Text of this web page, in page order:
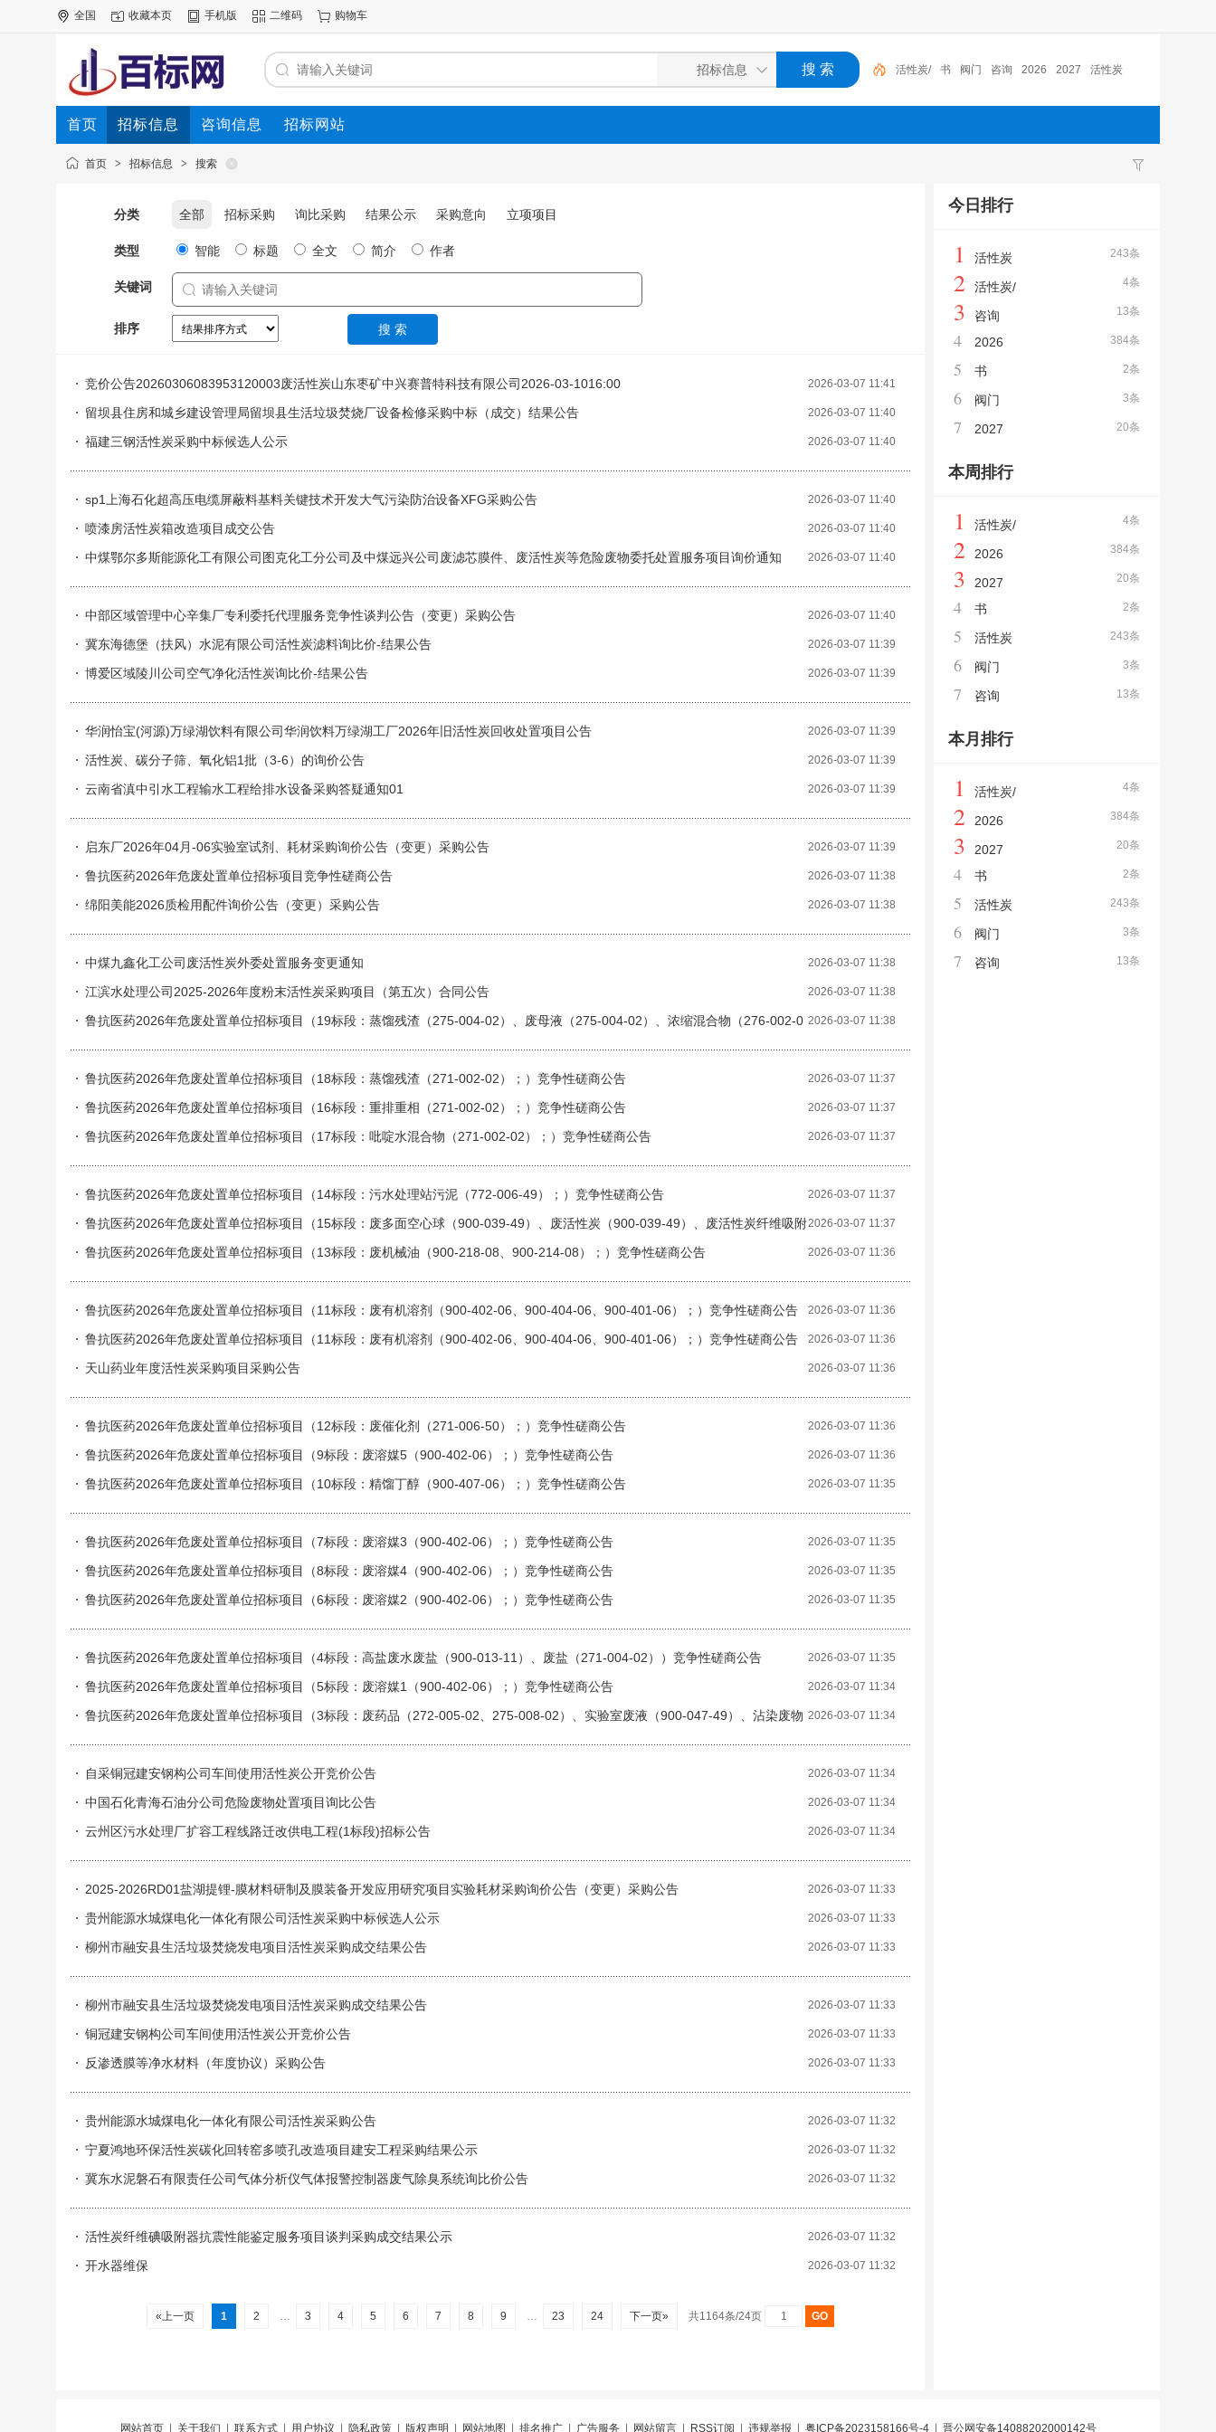
全国 收藏本页 手机版 二维码 购物车
活性炭/ 书 阀门 咨询 2026 2027 活性炭
首页 招标信息 咨询信息 招标网站
首页 > 招标信息 > 搜索
分类 全部 招标采购 询比采购 结果公示 采购意向 立项项目
类型 智能 标题 全文 简介 作者
关键词
排序
2026-03-07 11:41
竞价公告20260306083953120003废活性炭山东枣矿中兴赛普特科技有限公司2026-03-1016:00
2026-03-07 11:40
留坝县住房和城乡建设管理局留坝县生活垃圾焚烧厂设备检修采购中标（成交）结果公告
2026-03-07 11:40
福建三钢活性炭采购中标候选人公示
2026-03-07 11:40
sp1上海石化超高压电缆屏蔽料基料关键技术开发大气污染防治设备XFG采购公告
2026-03-07 11:40
喷漆房活性炭箱改造项目成交公告
2026-03-07 11:40
中煤鄂尔多斯能源化工有限公司图克化工分公司及中煤远兴公司废滤芯膜件、废活性炭等危险废物委托处置服务项目询价通知
2026-03-07 11:40
中部区域管理中心辛集厂专利委托代理服务竞争性谈判公告（变更）采购公告
2026-03-07 11:39
冀东海德堡（扶风）水泥有限公司活性炭滤料询比价-结果公告
2026-03-07 11:39
博爱区域陵川公司空气净化活性炭询比价-结果公告
2026-03-07 11:39
华润怡宝(河源)万绿湖饮料有限公司华润饮料万绿湖工厂2026年旧活性炭回收处置项目公告
2026-03-07 11:39
活性炭、碳分子筛、氧化铝1批（3-6）的询价公告
2026-03-07 11:39
云南省滇中引水工程输水工程给排水设备采购答疑通知01
2026-03-07 11:39
启东厂2026年04月-06实验室试剂、耗材采购询价公告（变更）采购公告
2026-03-07 11:38
鲁抗医药2026年危废处置单位招标项目竞争性磋商公告
2026-03-07 11:38
绵阳美能2026质检用配件询价公告（变更）采购公告
2026-03-07 11:38
中煤九鑫化工公司废活性炭外委处置服务变更通知
2026-03-07 11:38
江滨水处理公司2025-2026年度粉末活性炭采购项目（第五次）合同公告
2026-03-07 11:38
鲁抗医药2026年危废处置单位招标项目（19标段：蒸馏残渣（275-004-02）、废母液（275-004-02）、浓缩混合物（276-002-0
2）；）竞争性磋商公告
2026-03-07 11:37
鲁抗医药2026年危废处置单位招标项目（18标段：蒸馏残渣（271-002-02）；）竞争性磋商公告
2026-03-07 11:37
鲁抗医药2026年危废处置单位招标项目（16标段：重排重相（271-002-02）；）竞争性磋商公告
2026-03-07 11:37
鲁抗医药2026年危废处置单位招标项目（17标段：吡啶水混合物（271-002-02）；）竞争性磋商公告
2026-03-07 11:37
鲁抗医药2026年危废处置单位招标项目（14标段：污水处理站污泥（772-006-49）；）竞争性磋商公告
2026-03-07 11:37
鲁抗医药2026年危废处置单位招标项目（15标段：废多面空心球（900-039-49）、废活性炭（900-039-49）、废活性炭纤维吸附
棉（900-039-49）、浮油浮渣（900-210-08）实
2026-03-07 11:36
鲁抗医药2026年危废处置单位招标项目（13标段：废机械油（900-218-08、900-214-08）；）竞争性磋商公告
2026-03-07 11:36
鲁抗医药2026年危废处置单位招标项目（11标段：废有机溶剂（900-402-06、900-404-06、900-401-06）；）竞争性磋商公告
2026-03-07 11:36
鲁抗医药2026年危废处置单位招标项目（11标段：废有机溶剂（900-402-06、900-404-06、900-401-06）；）竞争性磋商公告
2026-03-07 11:36
天山药业年度活性炭采购项目采购公告
2026-03-07 11:36
鲁抗医药2026年危废处置单位招标项目（12标段：废催化剂（271-006-50）；）竞争性磋商公告
2026-03-07 11:36
鲁抗医药2026年危废处置单位招标项目（9标段：废溶媒5（900-402-06）；）竞争性磋商公告
2026-03-07 11:35
鲁抗医药2026年危废处置单位招标项目（10标段：精馏丁醇（900-407-06）；）竞争性磋商公告
2026-03-07 11:35
鲁抗医药2026年危废处置单位招标项目（7标段：废溶媒3（900-402-06）；）竞争性磋商公告
2026-03-07 11:35
鲁抗医药2026年危废处置单位招标项目（8标段：废溶媒4（900-402-06）；）竞争性磋商公告
2026-03-07 11:35
鲁抗医药2026年危废处置单位招标项目（6标段：废溶媒2（900-402-06）；）竞争性磋商公告
2026-03-07 11:35
鲁抗医药2026年危废处置单位招标项目（4标段：高盐废水废盐（900-013-11）、废盐（271-004-02））竞争性磋商公告
2026-03-07 11:34
鲁抗医药2026年危废处置单位招标项目（5标段：废溶媒1（900-402-06）；）竞争性磋商公告
2026-03-07 11:34
鲁抗医药2026年危废处置单位招标项目（3标段：废药品（272-005-02、275-008-02）、实验室废液（900-047-49）、沾染废物
（900-041-49）、废机械油（900-218-0
2026-03-07 11:34
自采铜冠建安钢构公司车间使用活性炭公开竞价公告
2026-03-07 11:34
中国石化青海石油分公司危险废物处置项目询比公告
2026-03-07 11:34
云州区污水处理厂扩容工程线路迁改供电工程(1标段)招标公告
2026-03-07 11:33
2025-2026RD01盐湖提锂-膜材料研制及膜装备开发应用研究项目实验耗材采购询价公告（变更）采购公告
2026-03-07 11:33
贵州能源水城煤电化一体化有限公司活性炭采购中标候选人公示
2026-03-07 11:33
柳州市融安县生活垃圾焚烧发电项目活性炭采购成交结果公告
2026-03-07 11:33
柳州市融安县生活垃圾焚烧发电项目活性炭采购成交结果公告
2026-03-07 11:33
铜冠建安钢构公司车间使用活性炭公开竞价公告
2026-03-07 11:33
反渗透膜等净水材料（年度协议）采购公告
2026-03-07 11:32
贵州能源水城煤电化一体化有限公司活性炭采购公告
2026-03-07 11:32
宁夏鸿地环保活性炭碳化回转窑多喷孔改造项目建安工程采购结果公示
2026-03-07 11:32
冀东水泥磐石有限责任公司气体分析仪气体报警控制器废气除臭系统询比价公告
2026-03-07 11:32
活性炭纤维碘吸附器抗震性能鉴定服务项目谈判采购成交结果公示
2026-03-07 11:32
开水器维保
«上一页 1 2 … 3 4 5 6 7 8 9 … 23 24 下一页» 共1164条/24页
今日排行
243条
1 活性炭
4条
2 活性炭/
13条
3 咨询
384条
4 2026
2条
5 书
3条
6 阀门
20条
7 2027
本周排行
4条
1 活性炭/
384条
2 2026
20条
3 2027
2条
4 书
243条
5 活性炭
3条
6 阀门
13条
7 咨询
本月排行
4条
1 活性炭/
384条
2 2026
20条
3 2027
2条
4 书
243条
5 活性炭
3条
6 阀门
13条
7 咨询
网站首页| 关于我们 联系方式| 用户协议 隐私政策| 版权声明 网站地图 排名推广| 广告服务 网站留言| RSS订阅 违规举报 粤ICP备2023158166号-4| 晋公网安备14088202000142号